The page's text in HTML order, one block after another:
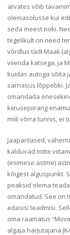
arvates võib
olemasolusse kui
seda meest noki.
tegelikult on need
võrdlus tädi Maali
viienda katsega, ja
kuidas autoga sõita
sarnasus lõppebki.
omandada
kiirusepiirang
miili võrra tunnis, ei
Jaapanlased,
kalduvad mitte
(esimese astme)
kõigest alguspunkt.
peaksid olema
omandatud. See on
edasisi teadmisi.
oma raamatus
algaja harjutajana